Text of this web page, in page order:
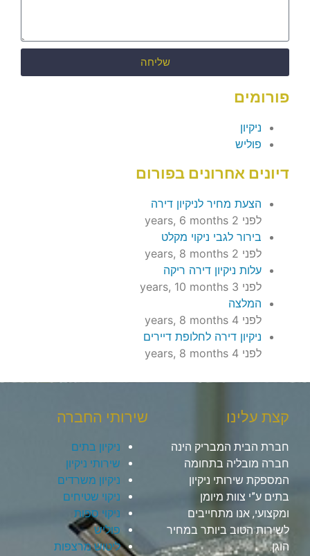
שליחה
פורומים
ניקיון
פוליש
דיונים אחרונים בפורום
הצעת מחיר לניקיון דירה
לפני 2 years, 6 months
בירור לגבי ניקוי מקלט
לפני 2 years, 8 months
עלות ניקיון דירה ריקה
לפני 3 years, 10 months
המלצה
לפני 4 years, 8 months
ניקיון דירה לחלופת דיירים
לפני 4 years, 8 months
קצת עלינו
חברת הבית המבריק הינה
חברה מובליה בתחומה
המספקת שירותי ניקיון
בתים ע”י צוות מיומן
ומקצועי, אנו מתחייבים
לשירות הטוב ביותר במחיר
הוגן.
שירותי החברה
ניקיון בתים
שירותי ניקיון
ניקיון משרדים
ניקוי שטיחים
ניקוי ספות
פוליש
ליטוש מרצפות